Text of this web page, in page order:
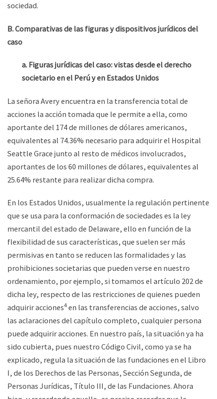
sociedad.
B. Comparativas de las figuras y dispositivos jurídicos del
caso
a. Figuras jurídicas del caso: vistas desde el derecho
societario en el Perú y en Estados Unidos
La señora Avery encuentra en la transferencia total de
acciones la acción tomada que le permite a ella, como
aportante del 174 de millones de dólares americanos,
equivalentes al 74.36% necesario para adquirir el Hospital
Seattle Grace junto al resto de médicos involucrados,
aportantes de los 60 millones de dólares, equivalentes al
25.64% restante para realizar dicha compra.
En los Estados Unidos, usualmente la regulación pertinente
que se usa para la conformación de sociedades es la ley
mercantil del estado de Delaware, ello en función de la
flexibilidad de sus características, que suelen ser más
permisivas en tanto se reducen las formalidades y las
prohibiciones societarias que pueden verse en nuestro
ordenamiento, por ejemplo, si tomamos el artículo 202 de
dicha ley, respecto de las restricciones de quienes pueden
adquirir acciones4 en las transferencias de acciones, salvo
las aclaraciones del capítulo completo, cualquier persona
puede adquirir acciones. En nuestro país, la situación ya ha
sido cubierta, pues nuestro Código Civil, como ya se ha
explicado, regula la situación de las fundaciones en el Libro
I, de los Derechos de las Personas, Sección Segunda, de
Personas Jurídicas, Título III, de las Fundaciones. Ahora